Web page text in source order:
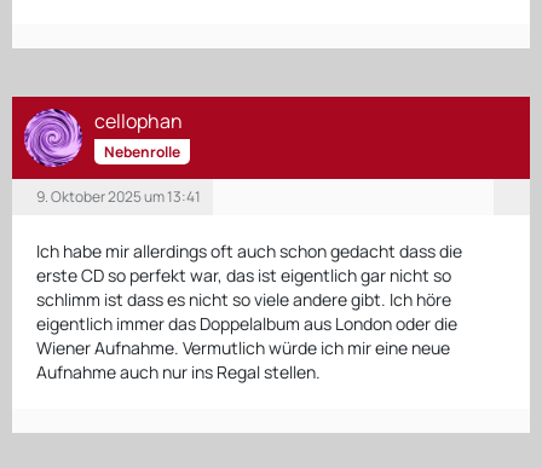
cellophan
Nebenrolle
9. Oktober 2025 um 13:41
Ich habe mir allerdings oft auch schon gedacht dass die
erste CD so perfekt war, das ist eigentlich gar nicht so
schlimm ist dass es nicht so viele andere gibt. Ich höre
eigentlich immer das Doppelalbum aus London oder die
Wiener Aufnahme. Vermutlich würde ich mir eine neue
Aufnahme auch nur ins Regal stellen.